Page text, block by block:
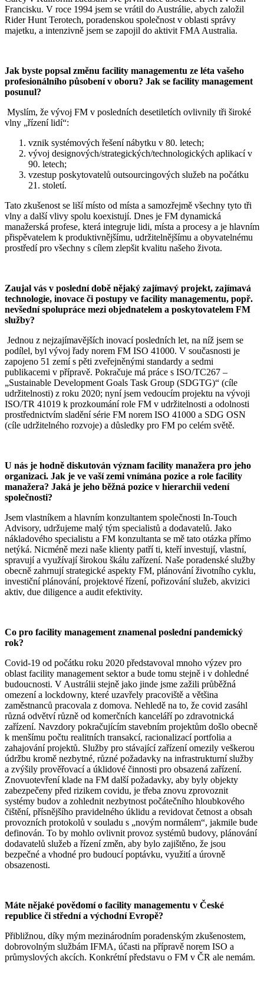
Francisku. V roce 1994 jsem se vrátil do Austrálie, abych založil
Rider Hunt Terotech, poradenskou společnost v oblasti správy
majetku, a intenzivně jsem se zapojil do aktivit FMA Australia.
Jak byste popsal změnu facility managementu ze léta vašeho
profesionálního působení v oboru? Jak se facility management
posunul?
Myslím, že vývoj FM v posledních desetiletích ovlivnily tři široké
vlny „řízení lidí“:
vznik systémových řešení nábytku v 80. letech;
vývoj designových/strategických/technologických aplikací v
90. letech;
vzestup poskytovatelů outsourcingových služeb na počátku
21. století.
Tato zkušenost se liší místo od místa a samozřejmě všechny tyto tři
vlny a další vlivy spolu koexistují. Dnes je FM dynamická
manažerská profese, která integruje lidi, místa a procesy a je hlavním
přispěvatelem k produktivnějšímu, udržitelnějšímu a obyvatelnému
prostředí pro všechny s cílem zlepšit kvalitu našeho života.
Zaujal vás v poslední době nějaký zajímavý projekt, zajímavá
technologie, inovace či postupy ve facility managementu, popř.
nevšední spolupráce mezi objednatelem a poskytovatelem FM
služby?
Jednou z nejzajímavějších inovací posledních let, na níž jsem se
podílel, byl vývoj řady norem FM ISO 41000. V současnosti je
zapojeno 51 zemí s pěti zveřejněnými standardy a sedmi
publikacemi v přípravě. Pokračuje má práce s ISO/TC267 –
„Sustainable Development Goals Task Group (SDGTG)“ (cíle
udržitelnosti) z roku 2020; nyní jsem vedoucím projektu na vývoji
ISO/TR 41019 k prozkoumání role FM v udržitelnosti a odolnosti
prostřednictvím sladění série FM norem ISO 41000 a SDG OSN
(cíle udržitelného rozvoje) a důsledky pro FM po celém světě.
U nás je hodně diskutován význam facility manažera pro jeho
organizaci. Jak je ve vaší zemi vnímána pozice a role facility
manažera? Jaká je jeho běžná pozice v hierarchii vedení
společnosti?
Jsem vlastníkem a hlavním konzultantem společnosti In-Touch
Advisory, udržujeme malý tým specialistů a dodavatelů. Jako
nákladového specialistu a FM konzultanta se mě tato otázka přímo
netýká. Nicméně mezi naše klienty patří ti, kteří investují, vlastní,
spravují a využívají širokou škálu zařízení. Naše poradenské služby
obecně zahrnují strategické aspekty FM, plánování životního cyklu,
investiční plánování, projektové řízení, pořizování služeb, akvizici
aktiv, due diligence a audit efektivity.
Co pro facility management znamenal poslední pandemický
rok?
Covid-19 od počátku roku 2020 představoval mnoho výzev pro
oblast facility management sektor a bude tomu stejně i v dohledné
budoucnosti. V Austrálii stejně jako jinde jsme zažili průběžná
omezení a lockdowny, které uzavřely pracoviště a většina
zaměstnanců pracovala z domova. Nehledě na to, že covid zasáhl
různá odvětví různě od komerčních kanceláří po zdravotnická
zařízení. Navzdory pokračujícím stavebním projektům došlo obecně
k menšímu počtu realitních transakcí, racionalizací portfolia a
zahajování projektů. Služby pro stávající zařízení omezily veškerou
údržbu kromě nezbytné, různé požadavky na infrastrukturní služby
a zvýšily prověřovací a úklidové činnosti pro obsazená zařízení.
Znovuotevření klade na FM další požadavky, aby byly objekty
zabezpečeny před rizikem covidu, je třeba znovu zprovoznit
systémy budov a zohlednit nezbytnost počátečního hloubkového
čištění, přísnějšího pravidelného úklidu a revidovat četnost a obsah
provozních protokolů v souladu s „novým normálem“, jakmile bude
definován. To by mohlo ovlivnit provoz systémů budovy, plánování
dodavatelů služeb a řízení změn, aby bylo zajištěno, že jsou
bezpečné a vhodné pro budoucí poptávku, využití a úrovně
obsazenosti.
Máte nějaké povědomí o facility managementu v České
republice či střední a východní Evropě?
Přibližnou, díky mým mezinárodním poradenským zkušenostem,
dobrovolným službám IFMA, účasti na přípravě norem ISO a
průmyslových akcích. Konkrétní představu o FM v ČR ale nemám.